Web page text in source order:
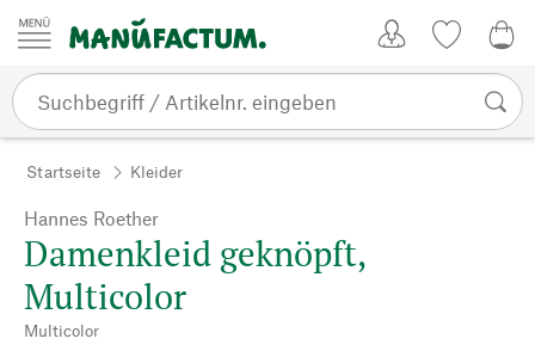
Zum Inhalt springen
Startseite Kleider
Hannes Roether
Damenkleid geknöpft,
Multicolor
Multicolor